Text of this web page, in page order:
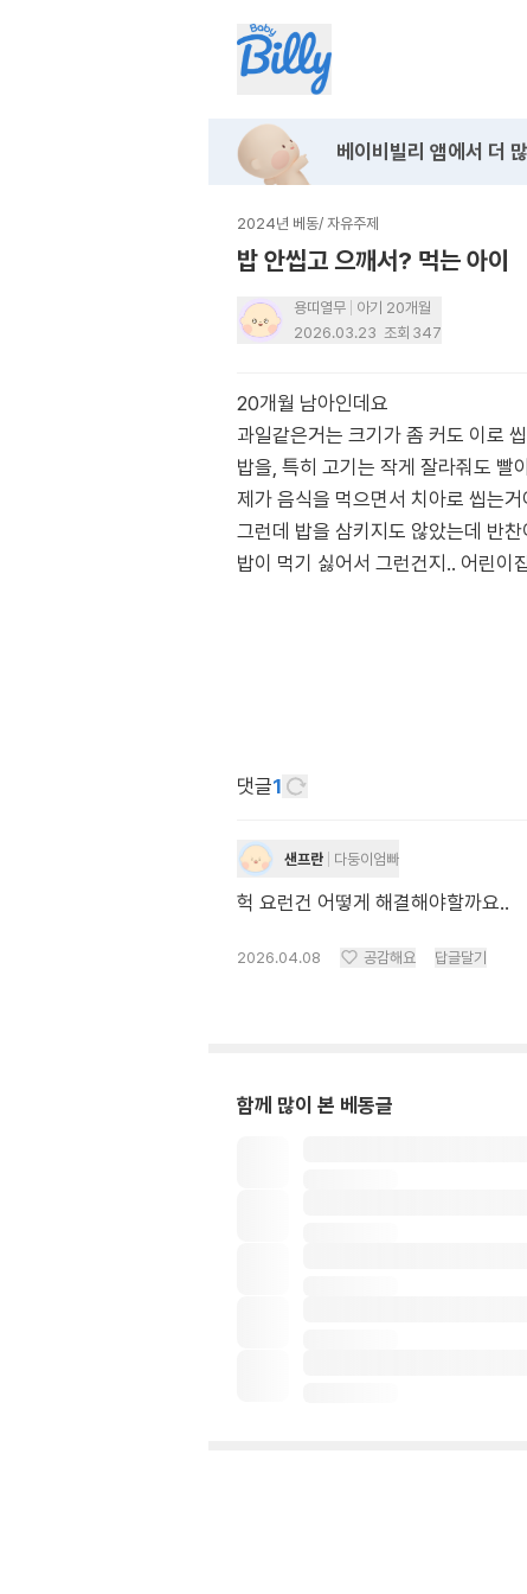
베이비빌리 앱에서 더
2024년 베동/ 자유주제
밥 안씹고 으깨서? 먹는 아이
용띠열무
아기 20개월
2026.03.23 조회 347
20개월 남아인데요
과일같은거는 크기가 좀 커도 이로
밥을, 특히 고기는 작게 잘라줘도 빨
제가 음식을 먹으면서 치아로 씹는
그런데 밥을 삼키지도 않았는데 반
밥이 먹기 싫어서 그런건지.. 어린이
댓글1
샌프란 다둥이엄빠
헉 요런건 어떻게 해결해야할까요..
2026.04.08 공감해요 답글달기
함께 많이 본 베동글